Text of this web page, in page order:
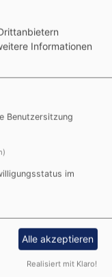
Informationen
Benutzersitzung
im
Alle akzeptieren
Realisiert mit Klaro!